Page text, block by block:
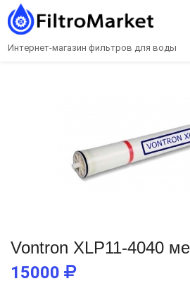
Интернет-магазин фильтров для воды
Vontron XLP11-4040
15000